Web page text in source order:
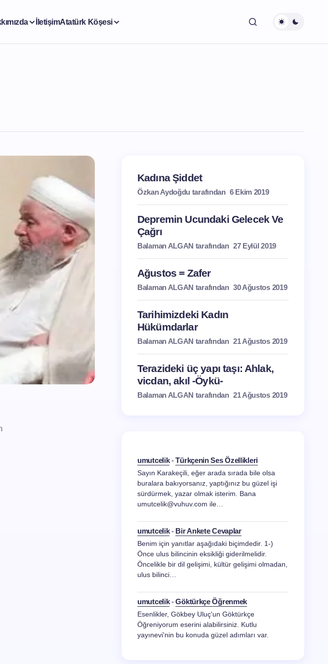
İletişimAtatürk Köşesi
Kadına Şiddet
Özkan Aydoğdu tarafından 6 Ekim 2019
Depremin Ucundaki Gelecek Ve
Çağrı
Balaman ALGAN tarafından 27 Eylül 2019
Ağustos = Zafer
Balaman ALGAN tarafından 30 Ağustos 2019
Tarihimizdeki Kadın
Hükümdarlar
Balaman ALGAN tarafından 21 Ağustos 2019
Terazideki üç yapı taşı: Ahlak,
vicdan, akıl -Öykü-
Balaman ALGAN tarafından 21 Ağustos 2019
umutcelik-Türkçenin Ses Özellikleri
Sayın Karakeçili, eğer arada sırada bile olsa
buralara bakıyorsanız, yaptığınız bu güzel işi
sürdürmek, yazar olmak isterim. Bana
umutcelik@vuhuv.com ile…
umutcelik- Bir Ankete Cevaplar
Benim için yanıtlar aşağıdaki biçimdedir. 1-)
Önce ulus bilincinin eksikliği giderilmelidir.
Öncelikle bir dil gelişimi, kültür gelişimi olmadan,
ulus bilinci…
umutcelik-Göktürkçe Öğrenmek
Esenlikler, Gökbey Uluç'un Göktürkçe
Öğreniyorum eserini alabilirsiniz. Kutlu
yayınevi'nin bu konuda güzel adımları var.